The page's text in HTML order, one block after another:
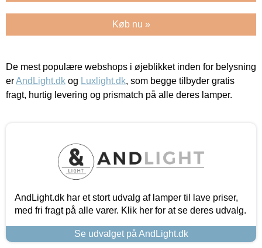
Køb nu »
De mest populære webshops i øjeblikket inden for belysning
erAndLight.dk og Luxlight.dk, som begge tilbyder gratis
fragt, hurtig levering og prismatch på alle deres lamper.
AndLight.dk har et stort udvalg af lamper til lave priser,
med fri fragt på alle varer. Klik her for at se deres udvalg.
Se udvalget på AndLight.dk